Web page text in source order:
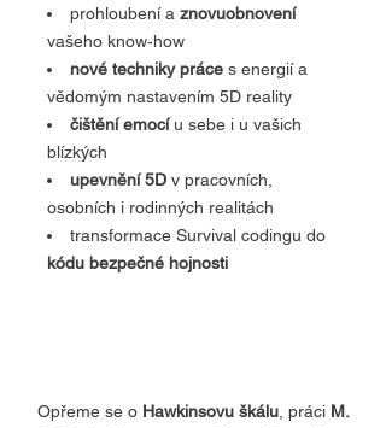
prohloubení a znovuobnovení
vašeho know‑how
nové techniky práce s energií a
vědomým nastavením 5D reality
čištění emocíu sebe i u vašich
blízkých
upevnění 5D v pracovních,
osobních i rodinných realitách
transformace Survival codingu do
kódu bezpečné hojnosti
Opřeme se o Hawkinsovu škálu, práci M.